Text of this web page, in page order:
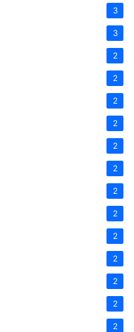
3
3
2
2
2
2
2
2
2
2
2
2
2
2
2